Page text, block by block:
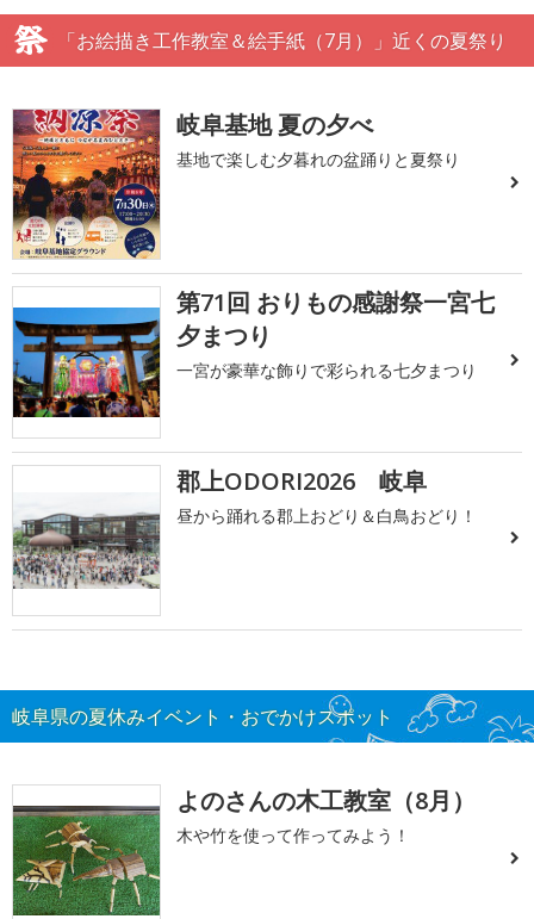
「お絵描き工作教室＆絵手紙（7月）」近くの夏祭り
岐阜基地 夏の夕べ
基地で楽しむ夕暮れの盆踊りと夏祭り
第71回 おりもの感謝祭一宮七
夕まつり
一宮が豪華な飾りで彩られる七夕まつり
郡上ODORI2026 岐阜
昼から踊れる郡上おどり＆白鳥おどり！
岐阜県の夏休みイベント・おでかけスポット
よのさんの木工教室（8月）
木や竹を使って作ってみよう！